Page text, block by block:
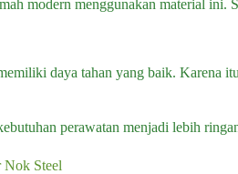
modern menggunakan material
daya tahan yang baik. Karena
perawatan menjadi lebih
Steel